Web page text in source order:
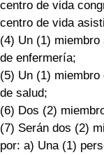
centro de vida
centro de vida
(4) Un (1)
de enfermería;
(5) Un (1) miembro
de salud;
(6) Dos (2)
(7) Serán dos (2)
por: a) Una (1)